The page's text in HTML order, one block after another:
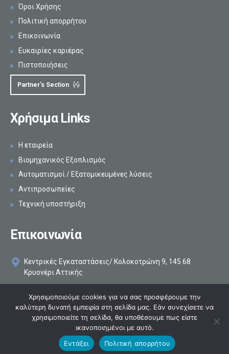
Όροι Χρήσης
Πολιτική απορρήτου
Επικοινωνία
Ευκαιρίες καριέρας
Πιστοποιήσεις
Partner's Section
Χρήσιμα Links
Η εταιρεία
Βιομηχανικός Εξοπλισμός
Αυτοματισμοί / Εξατομικευμένες λύσεις
Αντιπροσωπείες
Τεχνική υποστήριξη
Επικοινωνία
Κεντρικές Εγκαταστάσεις/ Κολοκοτρώνη 9, 145 68
Κρυονέρι Αττικής
info@makelis.com
©2026Makelis
Κατασκευή ιστοσελίδων
Netstudio
Χρησιμοποιούμε cookies για να σας προσφέρουμε την
καλύτερη δυνατή εμπειρία στη σελίδα μας. Εάν συνεχίσετε να
χρησιμοποιείτε τη σελίδα, θα υποθέσουμε πως είστε
ικανοποιημένοι με αυτό.
Εντάξει
Πολιτική απορρήτου